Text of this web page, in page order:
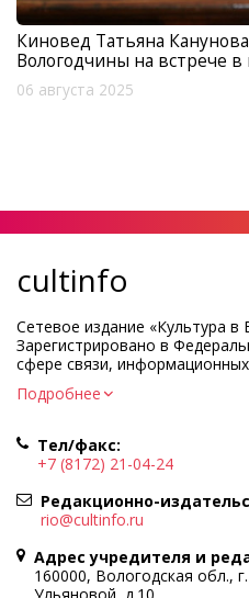
Киновед Татьяна
Вологодчины на встрече в
06 августа 2025
cultinfo
Сетевое издание «Культура в
Зарегистрировано в
сфере связи,
коммуникаций.
Регистрационный номер и
Учредитель КУ ВО
культуры»
Адрес учредителя и редакции:
Вологда, ул. Марии
Главный редактор —
Политика в отношении
Подробнее
Тел/факс:
+7 (8172) 21-04-24
Редакционно-
rio@cultinfo.ru
Адрес учредителя и
160000, Вологодская обл.,